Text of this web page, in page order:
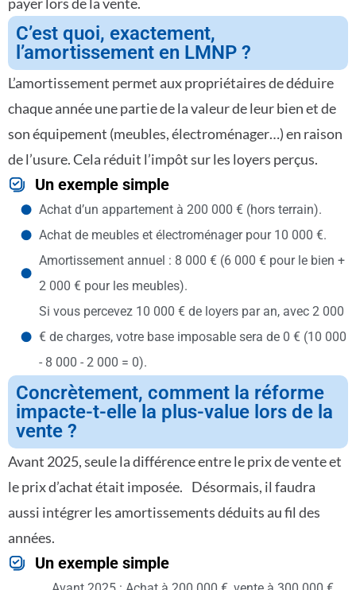
C’est quoi, exactement,
l’amortissement en LMNP ?
L’amortissement permet aux propriétaires de déduire
chaque année une partie de la valeur de leur bien et de
son équipement (meubles, électroménager…) en raison
de l’usure. Cela réduit l’impôt sur les loyers perçus.
Un exemple simple
Achat d’un appartement à 200 000 € (hors terrain).
Achat de meubles et électroménager pour 10 000 €.
Amortissement annuel : 8 000 € (6 000 € pour le bien +
2 000 € pour les meubles).
Si vous percevez 10 000 € de loyers par an, avec 2 000
€ de charges, votre base imposable sera de 0 € (10 000
- 8 000 - 2 000 = 0).
Concrètement, comment la réforme
impacte-t-elle la plus-value lors de la
vente ?
Avant 2025, seule la différence entre le prix de vente et
le prix d’achat était imposée. Désormais, il faudra
aussi intégrer les amortissements déduits au fil des
années.
Un exemple simple